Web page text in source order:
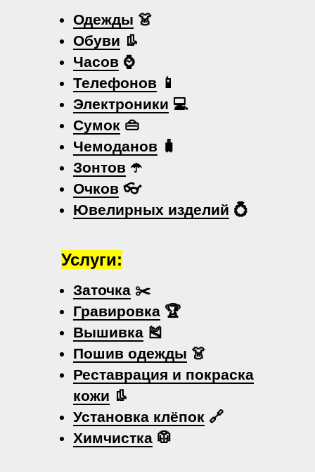
Одежды 👗
Обуви 👢
Часов ⌚
Телефонов 📱
Электроники 💻
Сумок 👜
Чемоданов 🧳
Зонтов ☂️
Очков 👓
Ювелирных изделий 💍
Заточка ✂️
Гравировка 🏆
Вышивка 🎽
Пошив одежды 👗
Реставрация и покраска
кожи 👢
Установка клёпок 🔗
Химчистка 🥼
Услуги: